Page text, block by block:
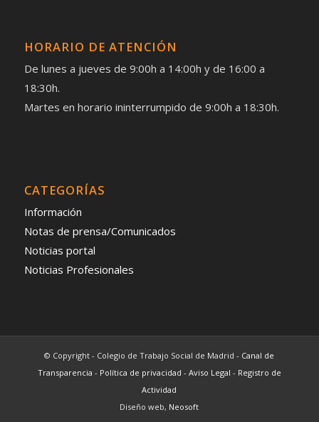
HORARIO DE ATENCIÓN
De lunes a jueves de 9:00h a 14:00h y de 16:00 a
18:30h.
Martes en horario ininterrumpido de 9:00h a 18:30h.
CATEGORÍAS
Información
Notas de prensa/Comunicados
Noticias portal
Noticias Profesionales
© Copyright - Colegio de Trabajo Social de Madrid - Canal de
Transparencia - Política de privacidad - Aviso Legal - Registro de
Actividad
Diseño web, Neosoft